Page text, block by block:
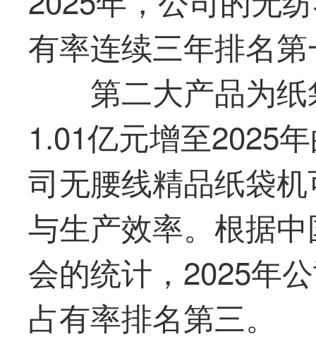
有率连续三年排名
第二大产品为
1.01亿元增至2025
司无腰线精品纸袋
与生产效率。根据
会的统计，2025年
占有率排名第三。